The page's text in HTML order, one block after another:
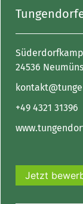
24536
+49 4321 31396
Jetzt